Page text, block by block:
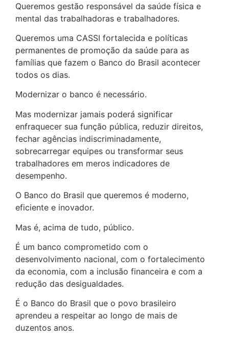
Queremos gestão responsável da saúde física e
mental das trabalhadoras e trabalhadores.
Queremos uma CASSI fortalecida e políticas
permanentes de promoção da saúde para as
famílias que fazem o Banco do Brasil acontecer
todos os dias.
Modernizar o banco é necessário.
Mas modernizar jamais poderá significar
enfraquecer sua função pública, reduzir direitos,
fechar agências indiscriminadamente,
sobrecarregar equipes ou transformar seus
trabalhadores em meros indicadores de
desempenho.
O Banco do Brasil que queremos é moderno,
eficiente e inovador.
Mas é, acima de tudo, público.
É um banco comprometido com o
desenvolvimento nacional, com o fortalecimento
da economia, com a inclusão financeira e com a
redução das desigualdades.
É o Banco do Brasil que o povo brasileiro
aprendeu a respeitar ao longo de mais de
duzentos anos.